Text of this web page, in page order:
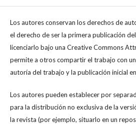
Los autores conservan los derechos de
el derecho de ser la primera publicación
licenciarlo bajo una Creative Commons
permite a otros compartir el trabajo con
autoría del trabajo y la publicación inicial
Los autores pueden establecer por
para la distribución no exclusiva de la
la revista (por ejemplo, situarlo en un